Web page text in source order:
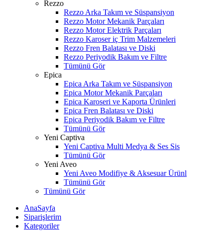
Rezzo
Rezzo Arka Takım ve Süspansiyon
Rezzo Motor Mekanik Parçaları
Rezzo Motor Elektrik Parçaları
Rezzo Karoser iç Trim Malzemeleri
Rezzo Fren Balatası ve Diski
Rezzo Periyodik Bakım ve Filtre
Tümünü Gör
Epica
Epica Arka Takım ve Süspansiyon
Epica Motor Mekanik Parçaları
Epica Karoseri ve Kaporta Ürünleri
Epica Fren Balatası ve Diski
Epica Periyodik Bakım ve Filtre
Tümünü Gör
Yeni Captiva
Yeni Captiva Multi Medya & Ses Sis
Tümünü Gör
Yeni Aveo
Yeni Aveo Modifiye & Aksesuar Ürünl
Tümünü Gör
Tümünü Gör
AnaSayfa
Siparişlerim
Kategoriler